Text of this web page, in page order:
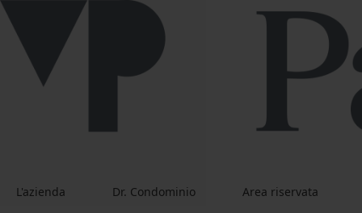
L'azienda Dr. Condominio Area riservata